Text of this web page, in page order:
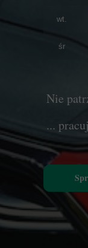
wt.
śr
...
Nie